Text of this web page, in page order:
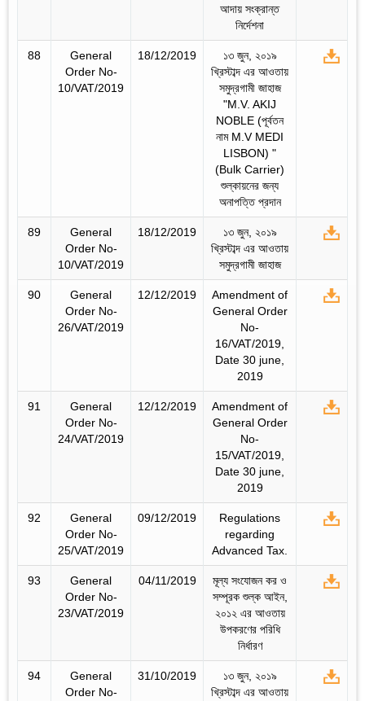
আদায় সংক্রান্ত
নির্দেশনা
88
General
Order No-
10/VAT/2019
18/12/2019
১৩ জুন, ২০১৯
খ্রিস্টাব্দ এর আওতায়
সমুদ্রগামী জাহাজ
"M.V. AKIJ
NOBLE (পূর্বতন
নাম M.V MEDI
LISBON) "
(Bulk Carrier)
শুল্কায়নের জন্য
অনাপত্তি প্রদান
89
General
Order No-
10/VAT/2019
18/12/2019
১৩ জুন, ২০১৯
খ্রিস্টাব্দ এর আওতায়
সমুদ্রগামী জাহাজ
90
General
Order No-
26/VAT/2019
12/12/2019
Amendment of
General Order
No-
16/VAT/2019,
Date 30 june,
2019
91
General
Order No-
24/VAT/2019
12/12/2019
Amendment of
General Order
No-
15/VAT/2019,
Date 30 june,
2019
92
General
Order No-
25/VAT/2019
09/12/2019
Regulations
regarding
Advanced Tax.
93
General
Order No-
23/VAT/2019
04/11/2019
মূল্য সংযোজন কর ও
সম্পূরক শুল্ক আইন,
২০১২ এর আওতায়
উপকরণের পরিধি
নির্ধারণ
94
General
Order No-
31/10/2019
১৩ জুন, ২০১৯
খ্রিস্টাব্দ এর আওতায়